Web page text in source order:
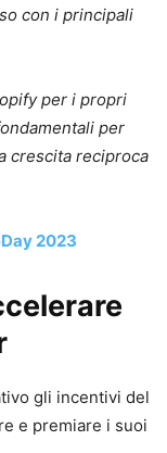
con i principali
per i propri
per
crescita reciproca
2023
gli incentivi del
e premiare i suoi